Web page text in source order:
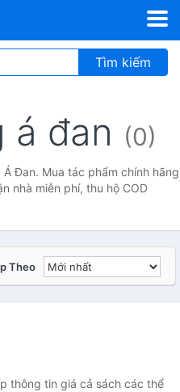
Tìm kiếm
á đan (0)
Đan. Mua tác phẩm chính hãng
nhà miễn phí, thu hộ COD
Theo
thông tin giá cả sách các thể